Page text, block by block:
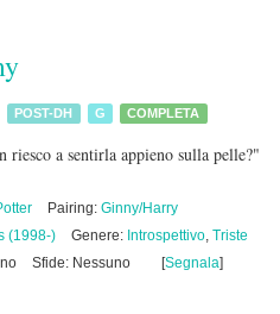
POST-DH G COMPLETA
riesco a sentirla appieno sulla pelle?"
Pairing: Ginny/Harry
(1998-) Genere: Introspettivo, Triste
Sfide: Nessuno [Segnala]